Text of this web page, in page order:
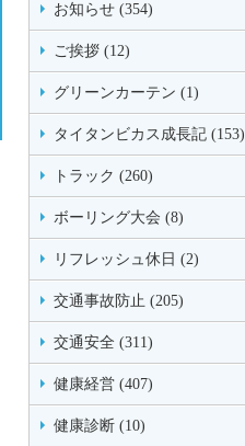
お知らせ (354)
ご挨拶 (12)
グリーンカーテン (1)
タイタンビカス成長記 (153)
トラック (260)
ボーリング大会 (8)
リフレッシュ休日 (2)
交通事故防止 (205)
交通安全 (311)
健康経営 (407)
健康診断 (10)